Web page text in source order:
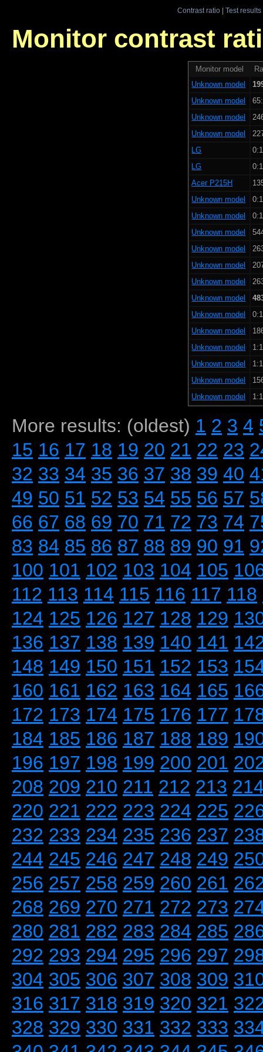
Contrast ratio| Test results
Monitor contrast
Monitor model
Unknown model
Unknown model
Unknown model
Unknown model
LG
LG
Acer P215H
Unknown model
Unknown model
Unknown model
Unknown model
Unknown model
Unknown model
Unknown model
Unknown model
Unknown model
Unknown model
Unknown model
Unknown model
Unknown model
More results: (oldest) 1 2 3 4
15 16 17 18 19 20 21 22 23
32 33 34 35 36 37 38 39 40
49 50 51 52 53 54 55 56 57
66 67 68 69 70 71 72 73 74
83 84 85 86 87 88 89 90 91
100 101 102 103 104 105
112 113 114 115 116 117 118
124 125 126 127 128 129
136 137 138 139 140 141
148 149 150 151 152 153
160 161 162 163 164 165
172 173 174 175 176 177
184 185 186 187 188 189
196 197 198 199 200 201
208 209 210 211 212 213
220 221 222 223 224 225
232 233 234 235 236 237
244 245 246 247 248 249
256 257 258 259 260 261
268 269 270 271 272 273
280 281 282 283 284 285
292 293 294 295 296 297
304 305 306 307 308 309
316 317 318 319 320 321
328 329 330 331 332 333